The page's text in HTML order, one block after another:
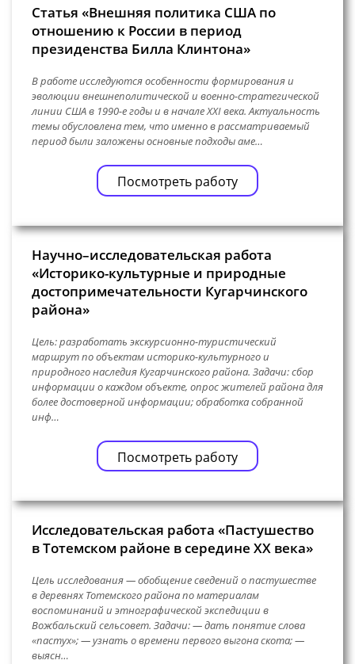
Статья «Внешняя политика США по
отношению к России в период
президенства Билла Клинтона»
В работе исследуются особенности формирования и
эволюции внешнеполитической и военно-стратегической
линии США в 1990-е годы и в начале XXI века. Актуальность
темы обусловлена тем, что именно в рассматриваемый
период были заложены основные подходы аме…
Посмотреть работу
Научно–исследовательская работа
«Историко-культурные и природные
достопримечательности Кугарчинского
района»
Цель: разработать экскурсионно-туристический
маршрут по объектам историко-культурного и
природного наследия Кугарчинского района. Задачи: сбор
информации о каждом объекте, опрос жителей района для
более достоверной информации; обработка собранной
инф…
Посмотреть работу
Исследовательская работа «Пастушество
в Тотемском районе в середине XX века»
Цель исследования — обобщение сведений о пастушестве
в деревнях Тотемского района по материалам
воспоминаний и этнографической экспедиции в
Вожбальский сельсовет. Задачи: — дать понятие слова
«пастух»; — узнать о времени первого выгона скота; —
выясн…